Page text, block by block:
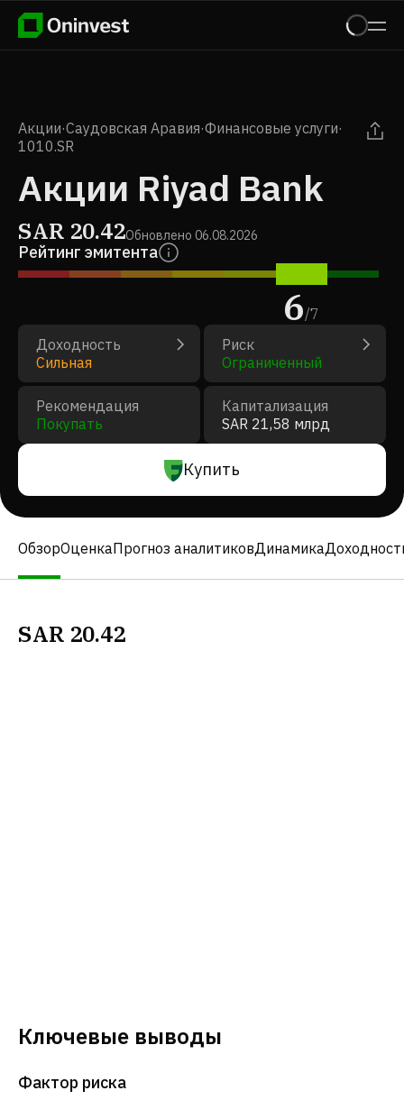
Акции·Саудовская Аравия·Финансовые услуги·
1010.SR
Акции Riyad Bank
SAR 20.42Обновлено 06.08.2026
Рейтинг эмитента
6/7
Доходность
Сильная
Риск
Ограниченный
Рекомендация
Покупать
Капитализация
SAR 21,58 млрд
Купить
ОбзорОценкаПрогноз аналитиковДинамика
SAR 20.42
Ключевые выводы
Фактор риска